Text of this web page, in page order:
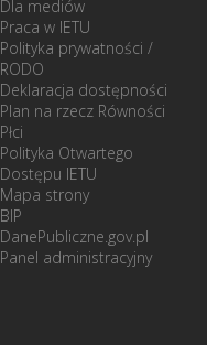
Dla mediów
Praca w IETU
Polityka prywatności /
RODO
Deklaracja dostępności
Plan na rzecz Równości
Płci
Polityka Otwartego
Dostępu IETU
Mapa strony
BIP
DanePubliczne.gov.pl
Panel administracyjny